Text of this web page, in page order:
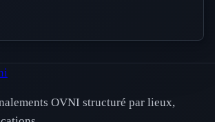
OVNI structuré par lieux,